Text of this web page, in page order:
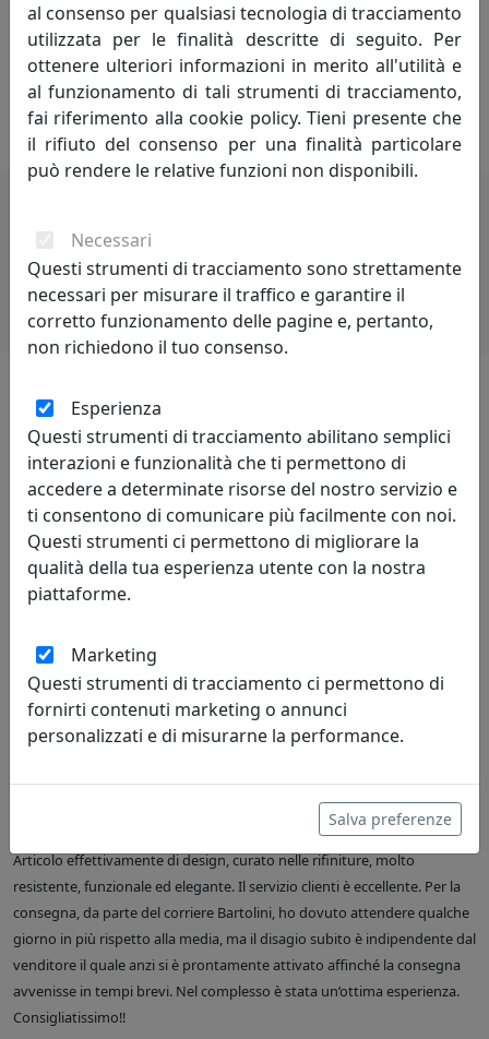
Negli ultimi anni ho esposto le mie opere in alcuni
eventi nazionali ed internazionali e precisamente:
Innsbruck, Torino, Palermo, Udine, Isole Eolie e altre di
minore importanza.
Potrebbero interessarti
Lascia una recensione
Leggi le recensioni
R. de Martino
Sono molto soddisfatta del mio acquisto, un vassoio rettangolare Like
water, in realtà è il secondo (il primo lo avevo acquistato circa 3 anni fa).
Articolo effettivamente di design, curato nelle rifiniture, molto
resistente, funzionale ed elegante. Il servizio clienti è eccellente. Per la
consegna, da parte del corriere Bartolini, ho dovuto attendere qualche
giorno in più rispetto alla media, ma il disagio subito è indipendente dal
venditore il quale anzi si è prontamente attivato affinché la consegna
avvenisse in tempi brevi. Nel complesso è stata un’ottima esperienza.
Consigliatissimo!!
al consenso per qualsiasi tecnologia di tracciamento
utilizzata per le finalità descritte di seguito. Per
ottenere ulteriori informazioni in merito all'utilità e
al funzionamento di tali strumenti di tracciamento,
fai riferimento alla cookie policy. Tieni presente che
il rifiuto del consenso per una finalità particolare
può rendere le relative funzioni non disponibili.
Necessari
Questi strumenti di tracciamento sono strettamente
necessari per misurare il traffico e garantire il
corretto funzionamento delle pagine e, pertanto,
non richiedono il tuo consenso.
Esperienza
Questi strumenti di tracciamento abilitano semplici
interazioni e funzionalità che ti permettono di
accedere a determinate risorse del nostro servizio e
ti consentono di comunicare più facilmente con noi.
Questi strumenti ci permettono di migliorare la
qualità della tua esperienza utente con la nostra
piattaforme.
Marketing
Questi strumenti di tracciamento ci permettono di
fornirti contenuti marketing o annunci
personalizzati e di misurarne la performance.
Salva preferenze